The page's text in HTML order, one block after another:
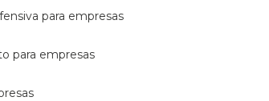
para empresas
para empresas